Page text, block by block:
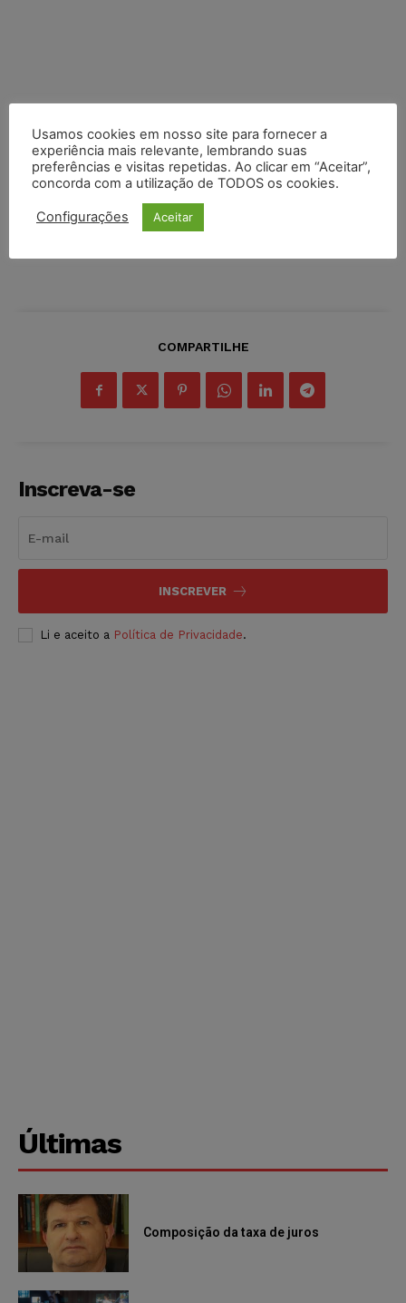
COMPARTILHE
Inscreva-se
INSCREVER
Li e aceito a Política de Privacidade.
Últimas
Composição da taxa de juros
Usamos cookies em nosso site para fornecer a
experiência mais relevante, lembrando suas
preferências e visitas repetidas. Ao clicar em “Aceitar”,
concorda com a utilização de TODOS os cookies.
Configurações Aceitar